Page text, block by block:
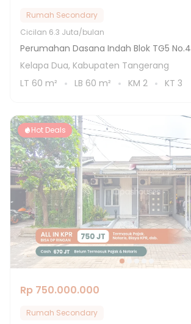
Rumah Secondary
Cicilan 6.3 Juta/bulan
Perumahan Dasana Indah Blok TG5 No.4
Kelapa Dua, Kabupaten Tangerang
LT 60 m² LB 60 m² KM 2 KT 3
Hot Deals
Rp 750.000.000
Rumah Secondary